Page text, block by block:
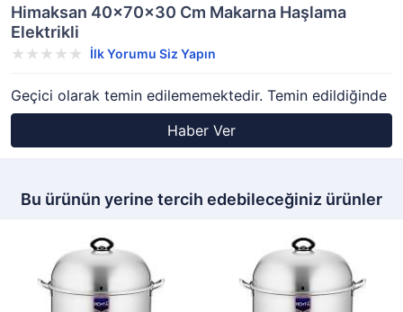
Himaksan 40x70x30 Cm Makarna Haşlama
Elektrikli
İlk Yorumu Siz Yapın
Geçici olarak temin edilememektedir. Temin edildiğinde
Haber Ver
Bu ürünün yerine tercih edebileceğiniz ürünler